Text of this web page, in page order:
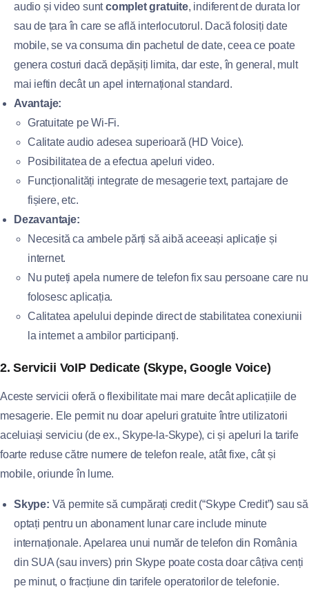
audio și video suntcomplet gratuite, indiferent de durata lor
sau de țara în care se află interlocutorul. Dacă folosiți date
mobile, se va consuma din pachetul de date, ceea ce poate
genera costuri dacă depășiți limita, dar este, în general, mult
mai ieftin decât un apel internațional standard.
Avantaje:
Gratuitate pe Wi-Fi.
Calitate audio adesea superioară (HD Voice).
Posibilitatea de a efectua apeluri video.
Funcționalități integrate de mesagerie text, partajare de
fișiere, etc.
Dezavantaje:
Necesită ca ambele părți să aibă aceeași aplicație și
internet.
Nu puteți apela numere de telefon fix sau persoane care nu
folosesc aplicația.
Calitatea apelului depinde direct de stabilitatea conexiunii
la internet a ambilor participanți.
2. Servicii VoIP Dedicate (Skype, Google Voice)
Aceste servicii oferă o flexibilitate mai mare decât aplicațiile de
mesagerie. Ele permit nu doar apeluri gratuite între utilizatorii
aceluiași serviciu (de ex., Skype-la-Skype), ci și apeluri la tarife
foarte reduse către numere de telefon reale, atât fixe, cât și
mobile, oriunde în lume.
Skype: Vă permite să cumpărați credit (“Skype Credit”) sau să
optați pentru un abonament lunar care include minute
internaționale. Apelarea unui număr de telefon din România
din SUA (sau invers) prin Skype poate costa doar câțiva cenți
pe minut, o fracțiune din tarifele operatorilor de telefonie.